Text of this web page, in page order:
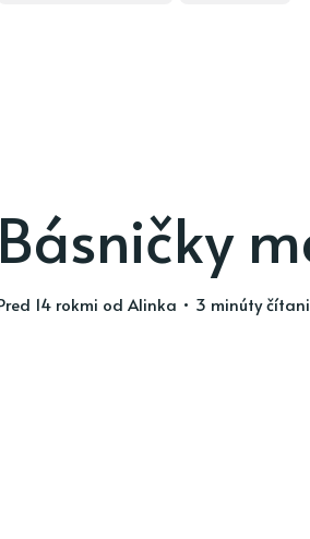
Básničky
pred 14 rokmi od Alinka • 3 minúty